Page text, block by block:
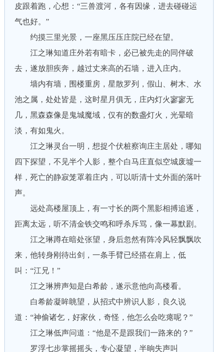
皮跟着跑，心想：“三兽渡河，各有因缘，进去碰碰运
气也好。”
约摸三里光景，一座黑压压庄院已经在望。
江之琳知道庄外若有暗卡，必已被先走的同伴破
去，遂放胆疾奔，越过丈来高的石墙，进入庄内。
墙内有墙，围楼重房，星散罗列，假山、树木、水
池之属，处处皆是，这时星月俱无，庄内灯火寥寥无
几，黑森森像是鬼城魔域，仅有的数盏灯火，光晕暗
淡，有如鬼火。
江之琳灵台一明，想捉个伏桩察询庄主居处，哪知
四下探望，不见半个人影，整个白马庄直似空城废墟一
样，死亡的静寂笼罩着庄内，可以听清十丈外面的落叶
声。
远处高楼屋顶上，有一寸长的两个黑影相搏追逐，
距离太远，听不清金铁交鸣和呼杀斥骂，像一幕默剧。
江之琳蹲在暗处张望，身后忽然有阵冷风轻飘飘吹
来，他转身刚待出剑，一条手臂已经搭在肩上，低
叫：“江兄！”
江之琳辨声知是白希龄，遂示意他向高楼看。
白希龄凝眸眺望，从招式中辨识人影，良久说
道：“神偷诸乞，好家伙，奇怪，他怎么会吃瘪呢？”
江之琳低声问道：“他是不是跟我们一路来的？”
罗浮七步掌摇摇头，专心凝望，半晌失声叫